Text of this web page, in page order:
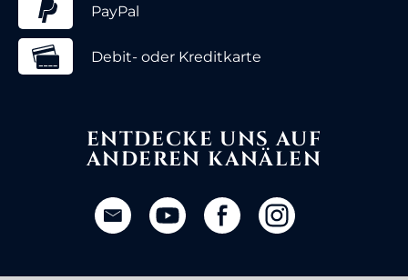
PayPal
Debit- oder Kreditkarte
ENTDECKE UNS AUF
ANDEREN KANÄLEN